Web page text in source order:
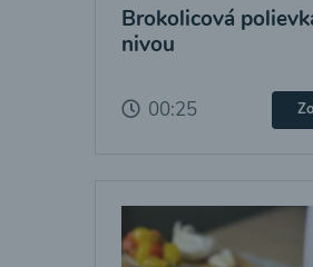
Brokolicová
nivou
00:25